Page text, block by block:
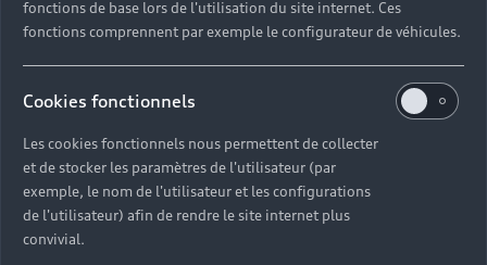
fonctions de base lors de l'utilisation du site internet. Ces
fonctions comprennent par exemple le configurateur de véhicules.
Cookies fonctionnels
Les cookies fonctionnels nous permettent de collecter
et de stocker les paramètres de l'utilisateur (par
exemple, le nom de l'utilisateur et les configurations
de l'utilisateur) afin de rendre le site internet plus
convivial.